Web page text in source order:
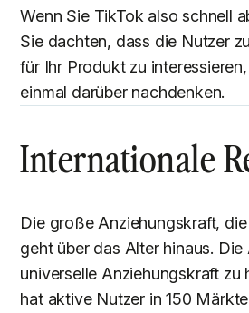
Wenn Sie TikTok also schnell
Sie dachten, dass die Nutzer
für Ihr Produkt zu
einmal darüber nachdenken.
Internationale
Die große Anziehungskraft,
geht über das Alter hinaus.
universelle Anziehungskraft zu
hat aktive Nutzer in 150